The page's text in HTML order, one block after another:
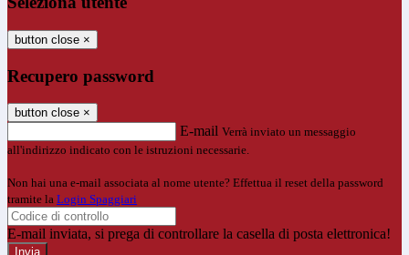
button close ×
Recupero password
button close ×
E-mail Verrà inviato un messaggio
all'indirizzo indicato con le istruzioni necessarie.
Non hai una e-mail associata al nome utente? Effettua il reset della password
tramite la Login Spaggiari
E-mail inviata, si prega di controllare la casella di posta elettronica!